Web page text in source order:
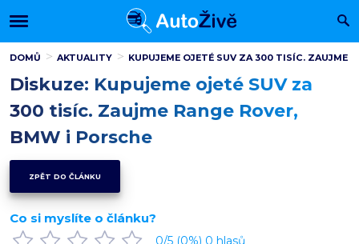
DOMŮ AKTUALITY KUPUJEME OJETÉ SUV ZA 300 TISÍC. ZAUJME
Diskuze: Kupujeme ojeté SUV za
300 tisíc. Zaujme Range Rover,
BMW i Porsche
ZPĚT DO ČLÁNKU
Co si myslíte o článku?
0/5 (0%) 0 hlasů